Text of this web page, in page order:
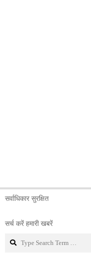
सर्वाधिकार सुरक्षित
सर्च करें हमारी खबरें